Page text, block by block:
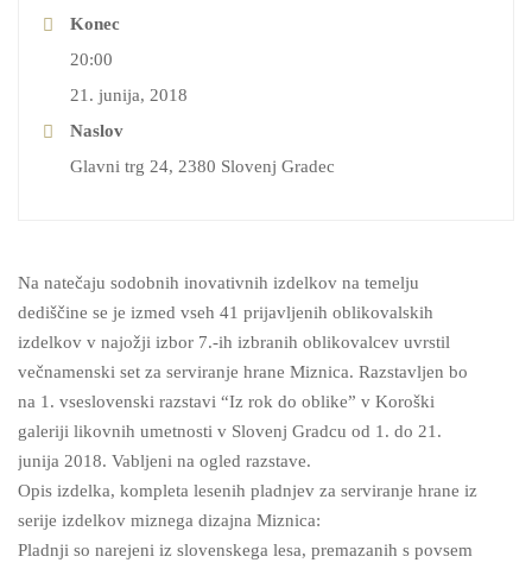
Konec
20:00
21. junija, 2018
Naslov
Glavni trg 24, 2380 Slovenj Gradec
Na natečaju sodobnih inovativnih izdelkov na temelju
dediščine se je izmed vseh 41 prijavljenih oblikovalskih
izdelkov v najožji izbor 7.-ih izbranih oblikovalcev uvrstil
večnamenski set za serviranje hrane Miznica. Razstavljen bo
na 1. vseslovenski razstavi “Iz rok do oblike” v Koroški
galeriji likovnih umetnosti v Slovenj Gradcu od 1. do 21.
junija 2018. Vabljeni na ogled razstave.
Opis izdelka, kompleta lesenih pladnjev za serviranje hrane iz
serije izdelkov miznega dizajna Miznica:
Pladnji so narejeni iz slovenskega lesa, premazanih s povsem